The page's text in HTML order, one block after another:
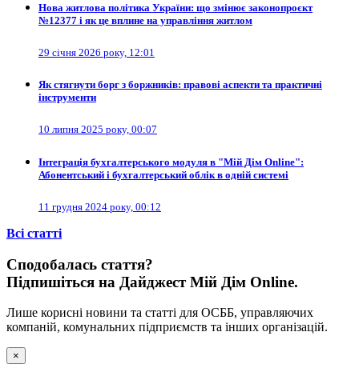
Нова житлова політика України: що змінює законопроєкт
№12377 і як це вплине на управління житлом
29 січня 2026 року, 12:01
Як стягнути борг з боржників: правові аспекти та практичні
інструменти
10 липня 2025 року, 00:07
Інтеграція бухгалтерського модуля в "Мій Дім Online":
Абонентський і бухгалтерський облік в одній системі
11 грудня 2024 року, 00:12
Всі cтатті
Сподобалась стаття?
Підпишіться на Дайджест Мій Дім Online.
Лише корисні новини та статті для ОСББ, управляючих
компаній, комунальних підприємств та інших організацій.
×